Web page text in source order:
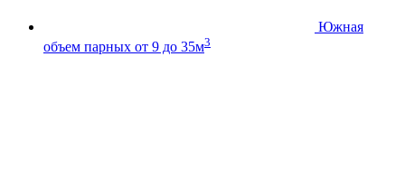
Южная
объем парных от 9 до 35м3